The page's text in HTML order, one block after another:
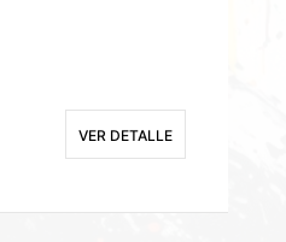
VER DETALLE